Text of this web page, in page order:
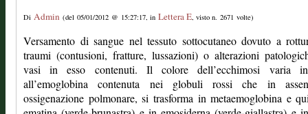
Di Admin (del 05/01/2012 @ 15:27:17, in Lettera E, visto n. 2671 volte)
Versamento di sangue nel tessuto sottocutaneo dovuto a
traumi (contusioni, fratture, lussazioni) o alterazioni
vasi in esso contenuti. Il colore dell’ecchimosi varia
all’emoglobina contenuta nei globuli rossi che in
ossigenazione polmonare, si trasforma in metaemoglobina e